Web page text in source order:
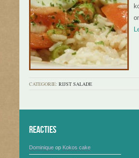
CATEGORIE: RIJST SALADE
Reacties
Dominique op Kokos cake